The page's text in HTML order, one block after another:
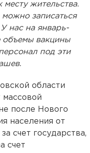
месту жительства.
записаться
нас на январь-
объемы вакцины
под эти
области
массовой
после Нового
населения от
счет государства,
счет